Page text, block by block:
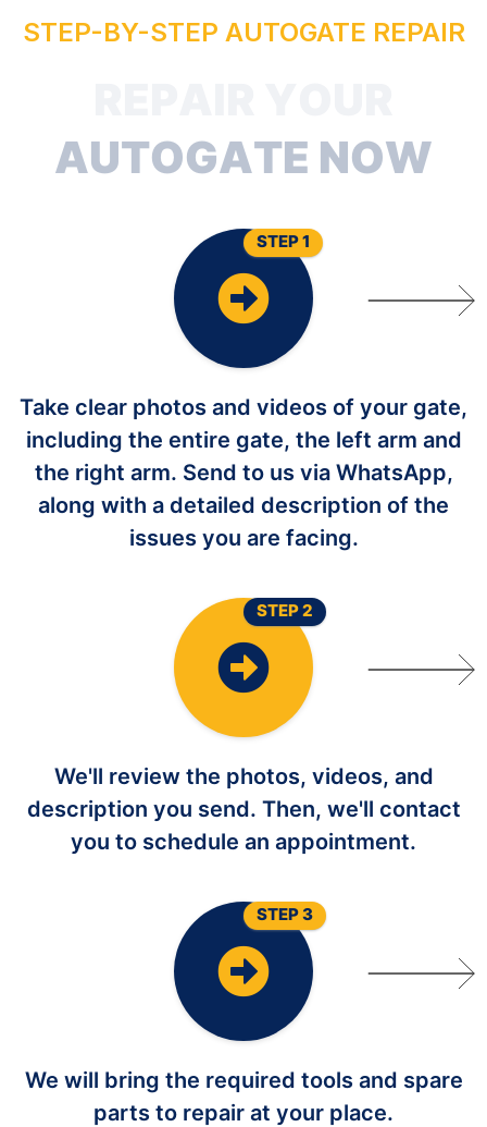
STEP-BY-STEP AUTOGATE REPAIR
AUTOGATE NOW
Take clear photos and videos of your gate,
including the entire gate, the left arm and
the right arm. Send to us via WhatsApp,
along with a detailed description of the
issues you are facing.
STEP 1
We'll review the photos, videos, and
description you send. Then, we'll contact
you to schedule an appointment.
STEP 2
We will bring the required tools and spare
parts to repair at your place.
STEP 3